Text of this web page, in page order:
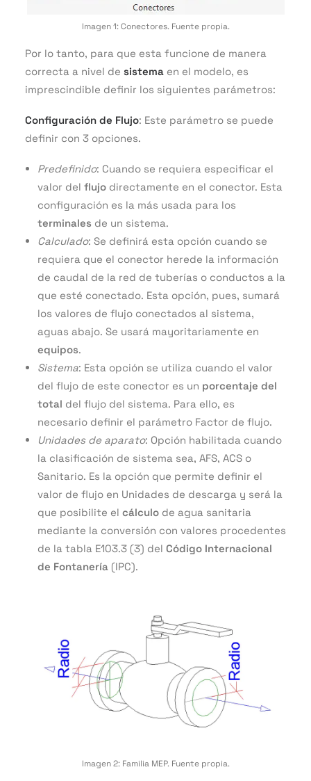
Imagen 1: Conectores. Fuente propia.
Por lo tanto, para que esta funcione de manera
correcta a nivel de sistema en el modelo, es
imprescindible definir los siguientes parámetros:
Configuración de Flujo: Este parámetro se puede
definir con 3 opciones.
Predefinido: Cuando se requiera especificar el
valor del flujo directamente en el conector. Esta
configuración es la más usada para los
terminales de un sistema.
Calculado: Se definirá esta opción cuando se
requiera que el conector herede la información
de caudal de la red de tuberías o conductos a la
que esté conectado. Esta opción, pues, sumará
los valores de flujo conectados al sistema,
aguas abajo. Se usará mayoritariamente en
equipos.
Sistema: Esta opción se utiliza cuando el valor
del flujo de este conector es un porcentaje del
total del flujo del sistema. Para ello, es
necesario definir el parámetro Factor de flujo.
Unidades de aparato: Opción habilitada cuando
la clasificación de sistema sea, AFS, ACS o
Sanitario. Es la opción que permite definir el
valor de flujo en Unidades de descarga y será la
que posibilite el cálculo de agua sanitaria
mediante la conversión con valores procedentes
de la tabla E103.3 (3) del Código Internacional
de Fontanería (IPC).
Imagen 2: Familia MEP. Fuente propia.